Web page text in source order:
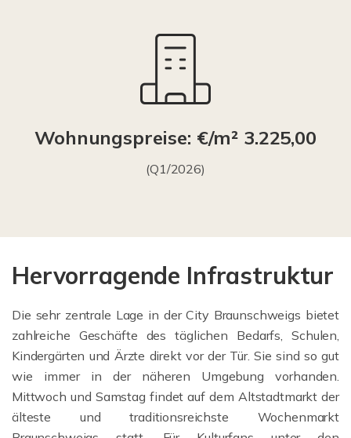
Wohnungspreise: €/m² 3.225,00
(Q1/2026)
Hervorragende Infrastruktur
Die sehr zentrale Lage in der City Braunschweigs bietet
zahlreiche Geschäfte des täglichen Bedarfs, Schulen,
Kindergärten und Ärzte direkt vor der Tür. Sie sind so gut
wie immer in der näheren Umgebung vorhanden.
Mittwoch und Samstag findet auf dem Altstadtmarkt der
älteste und traditionsreichste Wochenmarkt